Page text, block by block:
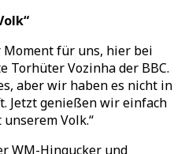
“
Moment für uns, hier bei
Torhüter Vozinha der BBC.
aber wir haben es nicht in
Jetzt genießen wir einfach
Volk.“
WM-Hingucker und